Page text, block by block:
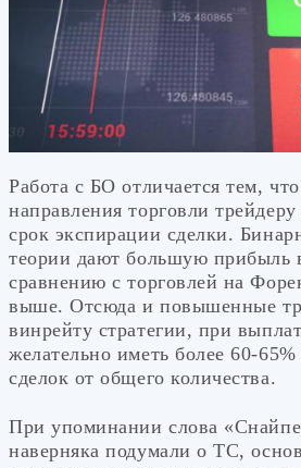
Работа с БО отличается тем,
направления торговли трейдеру
срок экспирации сделки.
теории дают большую прибыль
сравнению с торговлей на
выше. Отсюда и повышенные
винрейту стратегии, при
желательно иметь более 60-
сделок от общего количества.
При упоминании слова
наверняка подумали о ТС,